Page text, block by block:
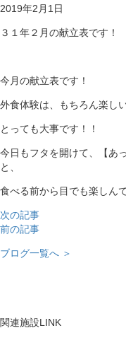
2019年2月1日
３１年２月の献立表です！
今月の献立表です！
外食体験は、もちろん楽し
とっても大事です！！
今日もフタを開けて、【あ
と、
食べる前から目でも楽しん
次の記事
前の記事
ブログ一覧へ ＞
関連施設LINK